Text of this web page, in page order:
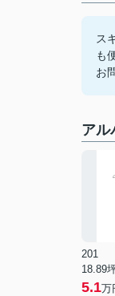
ス
も
お
ア
201
18.89
5.1万